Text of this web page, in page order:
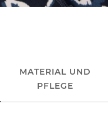
MATERIAL UND
PFLEGE